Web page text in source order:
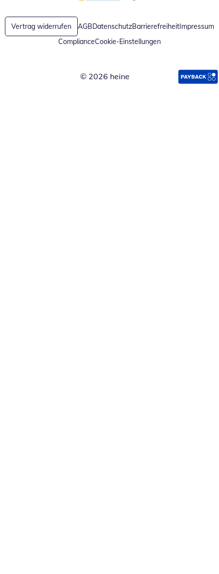
Vertrag widerrufen AGBDatenschutzBarrierefreiheitImpressum
ComplianceCookie-Einstellungen
© 2026 heine